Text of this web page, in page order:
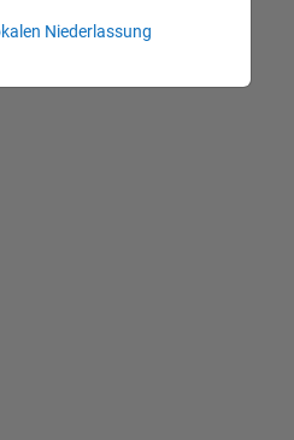
Niederlassung